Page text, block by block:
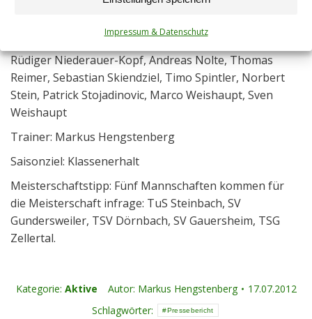
Impressum & Datenschutz
Dannenberg, Sven Groß, Jascha Hoffmann, Moritz
Jeltsch, Niklas Jacob, Kevin Kistner, Andreas Lauer,
Rüdiger Niederauer-Kopf, Andreas Nolte, Thomas
Reimer, Sebastian Skiendziel, Timo Spintler, Norbert
Stein, Patrick Stojadinovic, Marco Weishaupt, Sven
Weishaupt
Trainer: Markus Hengstenberg
Saisonziel: Klassenerhalt
Meisterschaftstipp: Fünf Mannschaften kommen für
die Meisterschaft infrage: TuS Steinbach, SV
Gundersweiler, TSV Dörnbach, SV Gauersheim, TSG
Zellertal.
Kategorie: Aktive Autor: Markus Hengstenberg
17.07.2012
Schlagwörter:
Pressebericht